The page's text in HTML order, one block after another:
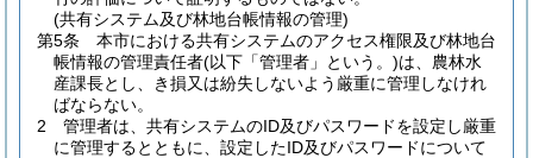
(共有システム及び林地台帳情報の管理)
第5条
本市における共有システムのアクセス権限及び林地台
帳情報の管理責任者(以下「管理者」という。)は、農林水
産課長とし、き損又は紛失しないよう厳重に管理しなけれ
ばならない。
2
管理者は、共有システムのID及びパスワードを設定し厳重
に管理するとともに、設定したID及びパスワードについて